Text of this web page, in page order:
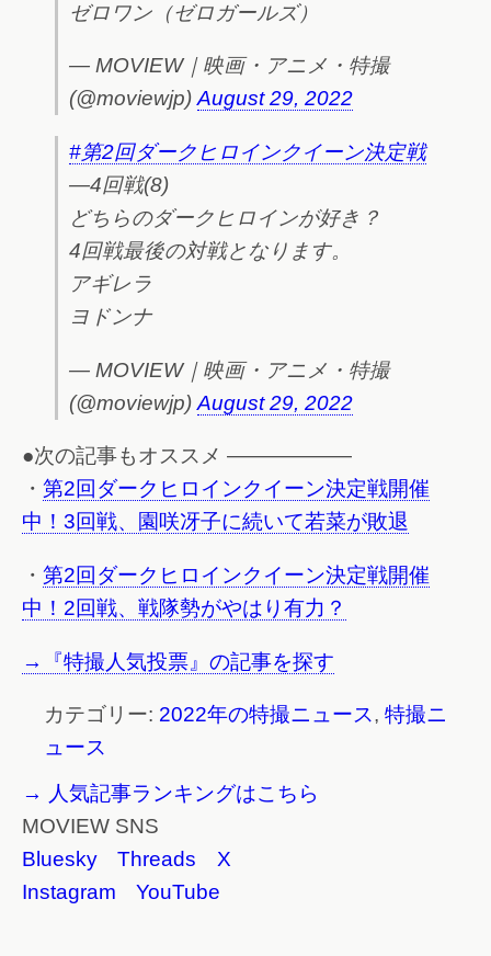
ゼロワン（ゼロガールズ）
— MOVIEW｜映画・アニメ・特撮
(@moviewjp)August 29, 2022
#第2回ダークヒロインクイーン決定戦
―4回戦(8)
どちらのダークヒロインが好き？
4回戦最後の対戦となります。
アギレラ
ヨドンナ
— MOVIEW｜映画・アニメ・特撮
(@moviewjp) August 29, 2022
●次の記事もオススメ ——————
・ 第2回ダークヒロインクイーン決定戦開催
中！3回戦、園咲冴子に続いて若菜が敗退
・ 第2回ダークヒロインクイーン決定戦開催
中！2回戦、戦隊勢がやはり有力？
→『特撮人気投票』の記事を探す
カテゴリー: 2022年の特撮ニュース, 特撮ニ
ュース
→ 人気記事ランキングはこちら
MOVIEW SNS
Bluesky
Threads
X
Instagram
YouTube